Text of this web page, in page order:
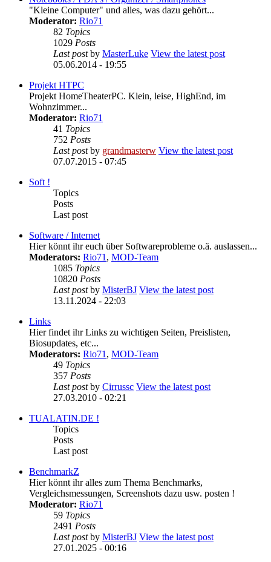
"Kleine Computer" und alles, was dazu gehört...
Moderator: Rio71
82 Topics
1029 Posts
Last postby MasterLuke View the latest post
05.06.2014 - 19:55
Projekt HTPC
Projekt HomeTheaterPC. Klein, leise, HighEnd, im
Wohnzimmer...
Moderator: Rio71
41 Topics
752 Posts
Last postby grandmasterw View the latest post
07.07.2015 - 07:45
Soft !
Topics
Posts
Last post
Software / Internet
Hier könnt ihr euch über Softwareprobleme o.ä. auslassen...
Moderators: Rio71, MOD-Team
1085 Topics
10820 Posts
Last postby MisterBJ View the latest post
13.11.2024 - 22:03
Links
Hier findet ihr Links zu wichtigen Seiten, Preislisten,
Biosupdates, etc...
Moderators: Rio71, MOD-Team
49 Topics
357 Posts
Last postby Cirrussc View the latest post
27.03.2010 - 02:21
TUALATIN.DE !
Topics
Posts
Last post
BenchmarkZ
Hier könnt ihr alles zum Thema Benchmarks,
Vergleichsmessungen, Screenshots dazu usw. posten !
Moderator: Rio71
59 Topics
2491 Posts
Last postby MisterBJ View the latest post
27.01.2025 - 00:16